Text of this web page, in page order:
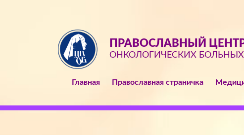
ПРАВОСЛАВНЫЙ
ОНКОЛОГИЧЕСКИХ БОЛЬНЫХ
Главная Православная страничка